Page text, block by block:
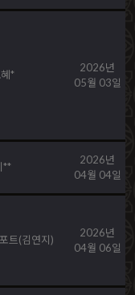
*
2026년
05월 03일
**
2026년
04월 04일
트(김연지)
2026년
04월 06일